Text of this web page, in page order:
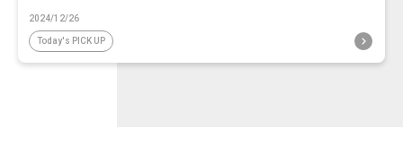
2024/12/26
Today's PICK UP